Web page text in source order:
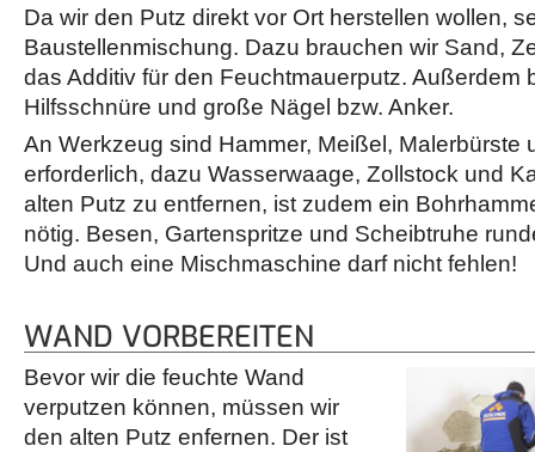
Da wir den Putz direkt vor Ort herstellen wollen,
Baustellenmischung. Dazu brauchen wir Sand,
das Additiv für den Feuchtmauerputz. Außerdem
Hilfsschnüre und große Nägel bzw. Anker.
An Werkzeug sind Hammer, Meißel, Malerbürste
erforderlich, dazu Wasserwaage, Zollstock und
alten Putz zu entfernen, ist zudem ein
nötig. Besen, Gartenspritze und Scheibtruhe
Und auch eine Mischmaschine darf nicht fehlen!
WAND VORBEREITEN
Bevor wir die feuchte Wand
verputzen können, müssen wir
den alten Putz enfernen. Der ist